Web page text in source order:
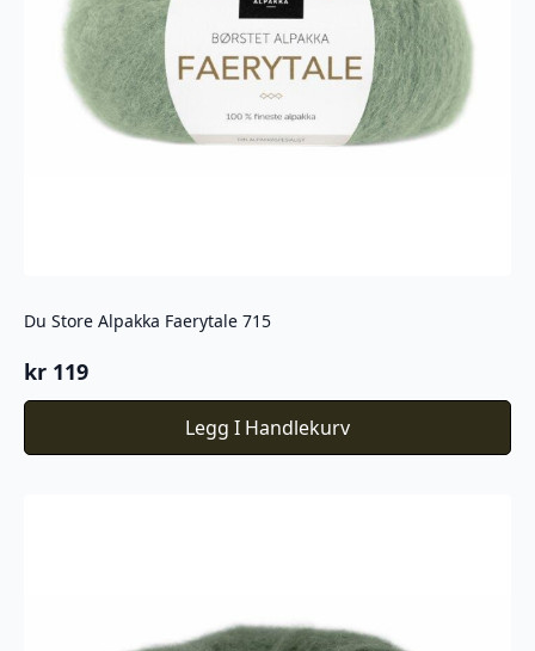
Du Store Alpakka Faerytale 715
kr 119
Legg I Handlekurv